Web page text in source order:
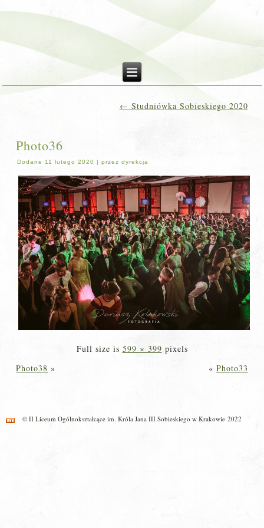
← Studniówka Sobieskiego 2020
Photo36
Dodane 11 lutego 2020 |przez dyrekcja
Full size is 599 × 399 pixels
Photo38 » « Photo33
© II Liceum Ogólnokształcące im. Króla Jana III Sobieskiego w Krakowie 2022